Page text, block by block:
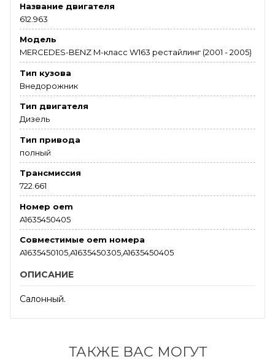
Название двигателя
612.963
Модель
MERCEDES-BENZ M-класс W163 рестайлинг (2001 - 2005)
Тип кузова
Внедорожник
Тип двигателя
Дизель
Тип привода
полный
Трансмиссия
722.661
Номер oem
A1635450405
Совместимые oem номера
A1635450105,A1635450305,A1635450405
ОПИСАНИЕ
Салонный.
ТАКЖЕ ВАС МОГУТ